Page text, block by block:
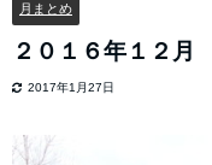
月まとめ
２０１６年１２月
2017年1月27日